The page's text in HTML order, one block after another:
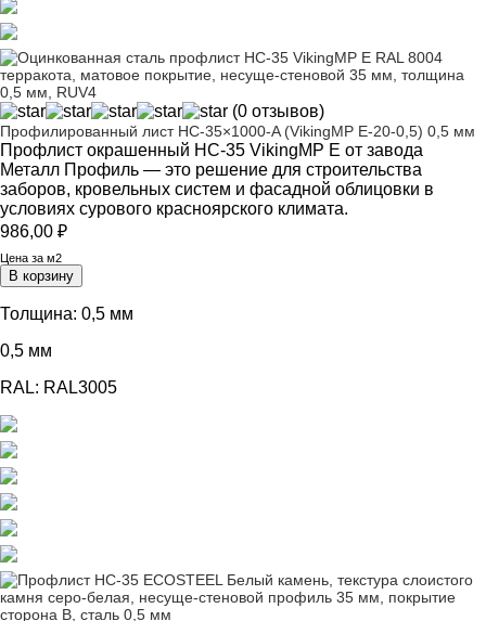
(0 отзывов)
Профилированный лист НС-35×1000-A (VikingMP E-20-0,5) 0,5 мм
Профлист окрашенный НС-35 VikingMP E от завода
Металл Профиль — это решение для строительства
заборов, кровельных систем и фасадной облицовки в
условиях сурового красноярского климата.
986,00 ₽
Цена за м2
В корзину
Толщина: 0,5 мм
0,5 мм
RAL: RAL3005